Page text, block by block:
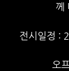
께
전시일정